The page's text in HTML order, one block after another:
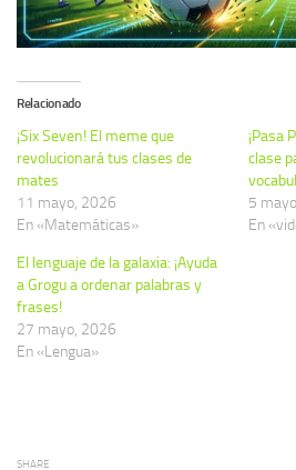
Relacionado
¡Six Seven! El meme que
revolucionará tus clases de
mates
11 mayo, 2026
En «Matemáticas»
¡Pasa
clase
5
En
El lenguaje de la galaxia: ¡Ayuda
a Grogu a ordenar palabras y
frases!
27 mayo, 2026
En «Lengua»
SHARE